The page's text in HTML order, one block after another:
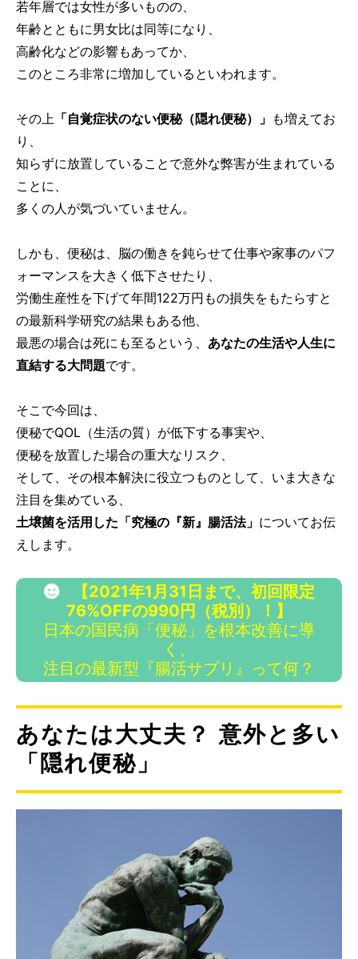
若年層では女性が多いものの、
年齢とともに男女比は同等になり、
高齢化などの影響もあってか、
このところ非常に増加しているといわれます。
その上 「自覚症状のない便秘（隠れ便秘）」 も増えてお
り、
知らずに放置していることで意外な弊害が生まれている
ことに、
多くの人が気づいていません。
しかも、便秘は、脳の働きを鈍らせて仕事や家事のパフ
ォーマンスを大きく低下させたり、
労働生産性を下げて年間122万円もの損失をもたらすと
の最新科学研究の結果もある他、
最悪の場合は死にも至るという、 あなたの生活や人生に
直結する大問題です。
そこで今回は、
便秘でQOL（生活の質）が低下する事実や、
便秘を放置した場合の重大なリスク、
そして、その根本解決に役立つものとして、いま大きな
注目を集めている、
土壌菌を活用した「究極の『新』腸活法」 についてお伝
えします。
【2021年1月31日まで、初回限定
76%OFFの990円（税別）！】
日本の国民病「便秘」を根本改善に導
く、
注目の最新型『腸活サプリ』って何？
あなたは大丈夫？ 意外と多い
「隠れ便秘」